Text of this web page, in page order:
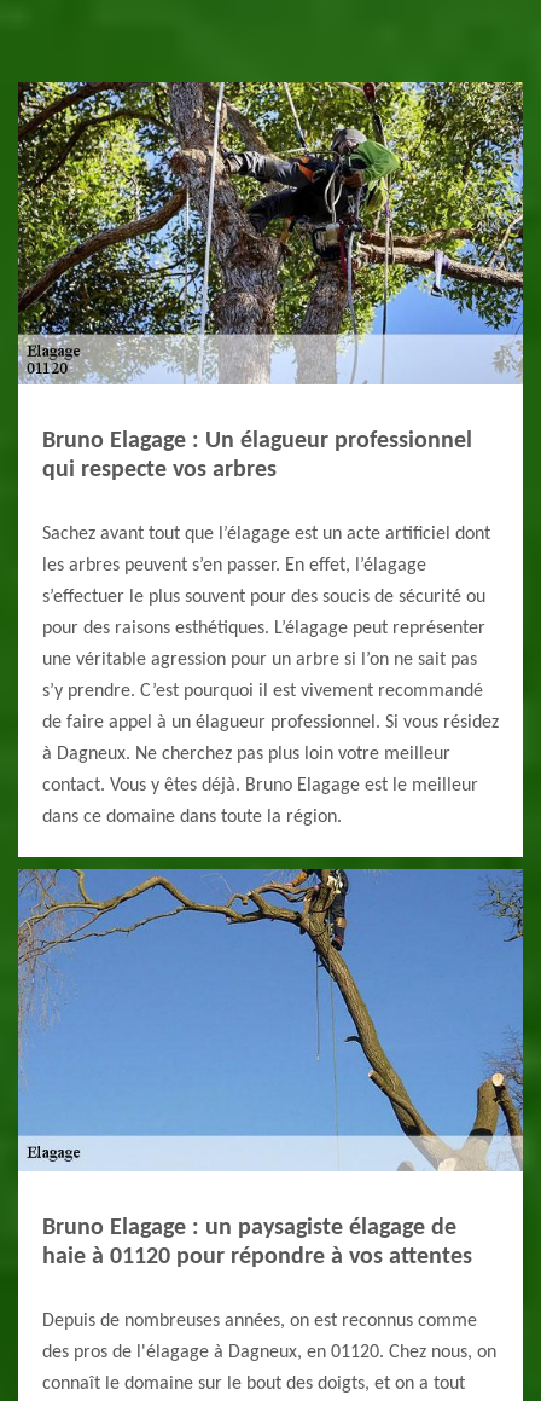
Bruno Elagage : Un élagueur professionnel
qui respecte vos arbres
Sachez avant tout que l’élagage est un acte artificiel dont
les arbres peuvent s’en passer. En effet, l’élagage
s’effectuer le plus souvent pour des soucis de sécurité ou
pour des raisons esthétiques. L’élagage peut représenter
une véritable agression pour un arbre si l’on ne sait pas
s’y prendre. C’est pourquoi il est vivement recommandé
de faire appel à un élagueur professionnel. Si vous résidez
à Dagneux. Ne cherchez pas plus loin votre meilleur
contact. Vous y êtes déjà. Bruno Elagage est le meilleur
dans ce domaine dans toute la région.
Bruno Elagage : un paysagiste élagage de
haie à 01120 pour répondre à vos attentes
Depuis de nombreuses années, on est reconnus comme
des pros de l'élagage à Dagneux, en 01120. Chez nous, on
connaît le domaine sur le bout des doigts, et on a tout